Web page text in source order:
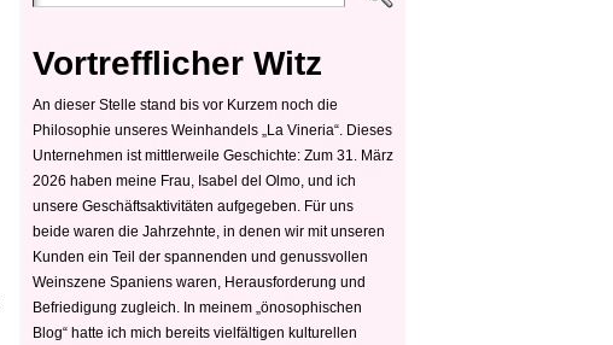
Vortrefflicher Witz
An dieser Stelle stand bis vor Kurzem noch die
Philosophie unseres Weinhandels „La Vineria“. Dieses
Unternehmen ist mittlerweile Geschichte: Zum 31. März
2026 haben meine Frau, Isabel del Olmo, und ich
unsere Geschäftsaktivitäten aufgegeben. Für uns
beide waren die Jahrzehnte, in denen wir mit unseren
Kunden ein Teil der spannenden und genussvollen
Weinszene Spaniens waren, Herausforderung und
Befriedigung zugleich. In meinem „önosophischen
Blog“ hatte ich mich bereits vielfältigen kulturellen